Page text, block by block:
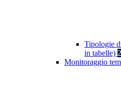
Tipologie
in tabelle) 2
Monitoraggio